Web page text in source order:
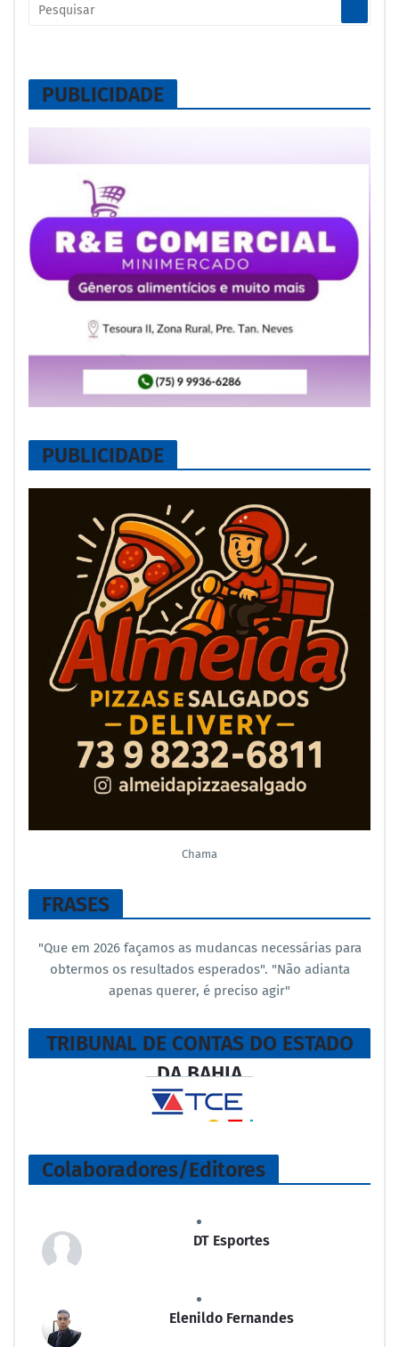
PUBLICIDADE
PUBLICIDADE
Chama
FRASES
"Que em 2026 façamos as mudancas necessárias para
obtermos os resultados esperados". "Não adianta
apenas querer, é preciso agir"
TRIBUNAL DE CONTAS DO ESTADO
DA BAHIA
Colaboradores/Editores
DT Esportes
Elenildo Fernandes